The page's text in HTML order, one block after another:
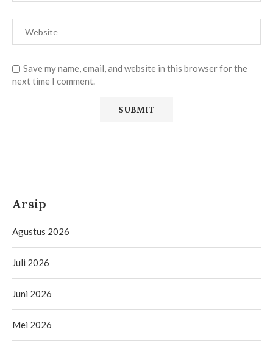
Save my name, email, and website in this browser for the
next time I comment.
Arsip
Agustus 2026
Juli 2026
Juni 2026
Mei 2026